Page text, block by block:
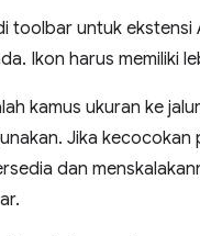
toolbar untuk
Ikon harus memiliki
kamus ukuran ke
Jika
dan